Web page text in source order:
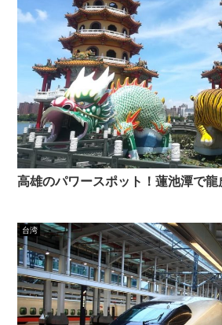
高雄のパワースポット！蓮池潭で龍
台湾